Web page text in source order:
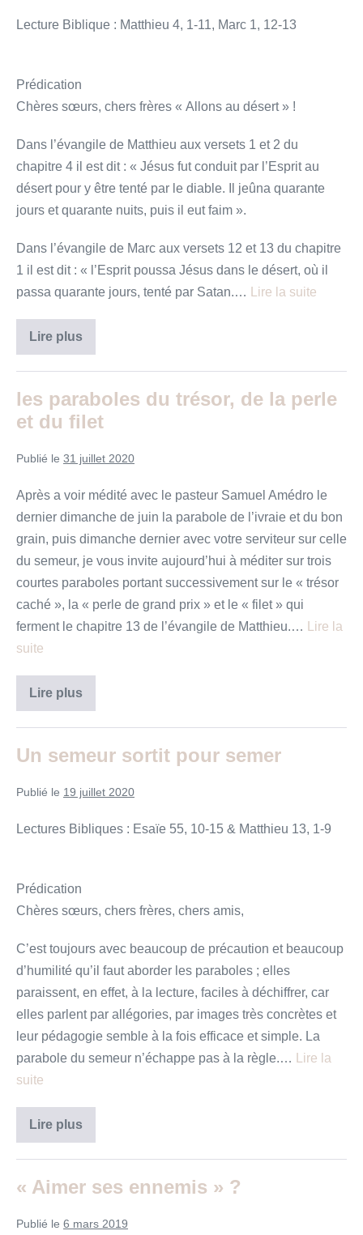
la
droite
Lecture Biblique : Matthieu 4, 1-11, Marc 1, 12-13
Prédication
Chères sœurs, chers frères « Allons au désert » !
Dans l’évangile de Matthieu aux versets 1 et 2 du
chapitre 4 il est dit : « Jésus fut conduit par l’Esprit au
désert pour y être tenté par le diable. Il jeûna quarante
jours et quarante nuits, puis il eut faim ».
Dans l’évangile de Marc aux versets 12 et 13 du chapitre
1 il est dit : « l’Esprit poussa Jésus dans le désert, où il
passa quarante jours, tenté par Satan.…
Lire la suite
Lire plusAllons
les paraboles du trésor, de la perle
et du filet
Publié le 31 juillet 2020
Après a voir médité avec le pasteur Samuel Amédro le
dernier dimanche de juin la parabole de l’ivraie et du bon
grain, puis dimanche dernier avec votre serviteur sur celle
du semeur, je vous invite aujourd’hui à méditer sur trois
courtes paraboles portant successivement sur le « trésor
caché », la « perle de grand prix » et le « filet » qui
ferment le chapitre 13 de l’évangile de Matthieu.…
Lire la
suite
Lire plusles
trésor,
la
du
Un semeur sortit pour semer
Publié le 19 juillet 2020
Lectures Bibliques : Esaïe 55, 10-15 & Matthieu 13, 1-9
Prédication
Chères sœurs, chers frères, chers amis,
C’est toujours avec beaucoup de précaution et beaucoup
d’humilité qu’il faut aborder les paraboles ; elles
paraissent, en effet, à la lecture, faciles à déchiffrer, car
elles parlent par allégories, par images très concrètes et
leur pédagogie semble à la fois efficace et simple. La
parabole du semeur n’échappe pas à la règle.…
Lire la
suite
Lire plusUn
pour
« Aimer ses ennemis » ?
Publié le 6 mars 2019